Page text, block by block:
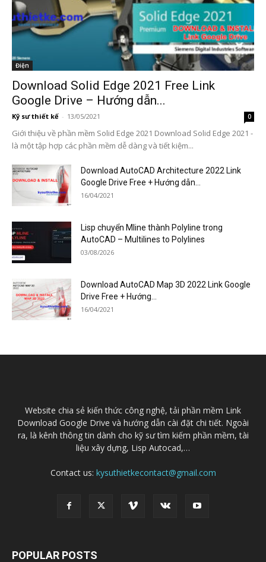
Điện
Download Solid Edge 2021 Free Link
Google Drive – Hướng dẫn...
Kỹ sư thiết kế - 13/05/2021 0
Giới thiệu về phần mềm Solid Edge 2021 Download Solid Edge 2021 -
là một tập hợp các phần mềm dễ dàng và tiết kiệm...
Download AutoCAD Architecture 2022 Link
Google Drive Free + Hướng dẫn...
16/04/2021
Lisp chuyển Mline thành Polyline trong
AutoCAD – Multilines to Polylines
03/08/2026
Download AutoCAD Map 3D 2022 Link Google
Drive Free + Hướng...
16/04/2021
Website chia sẻ kiến thức công nghệ, tải phần mềm Link
Download Google Drive và hướng dẫn cài đặt chi tiết. Ngoài
ra, là kênh thông tin dành cho kỹ sư tìm kiếm phần mềm, tài
liệu xây dựng, Lisp Autocad,…
Contact us: kysuthietkecontact@gmail.com
POPULAR POSTS